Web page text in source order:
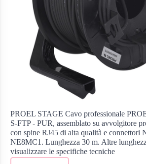
PROEL STAGE Cavo professionale
S-FTP - PUR, assemblato su avvolgitore
con spine RJ45 di alta qualità e connettori
NE8MC1. Lunghezza 30 m. Altre
visualizzare le specifiche tecniche